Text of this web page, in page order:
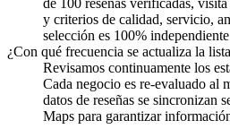
de 100 reseñas verificadas,
y criterios de calidad, servicio,
selección es 100%
¿Con qué frecuencia se actualiza la
Revisamos continuamente los
Cada negocio es re-evaluado al
datos de reseñas se sincronizan
Maps para garantizar